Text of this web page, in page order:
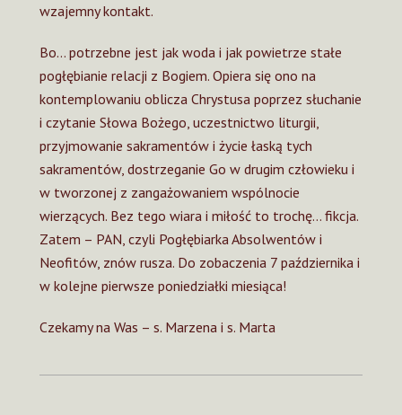
wzajemny kontakt.
Bo… potrzebne jest jak woda i jak powietrze stałe
pogłębianie relacji z Bogiem. Opiera się ono na
kontemplowaniu oblicza Chrystusa poprzez słuchanie
i czytanie Słowa Bożego, uczestnictwo liturgii,
przyjmowanie sakramentów i życie łaską tych
sakramentów, dostrzeganie Go w drugim człowieku i
w tworzonej z zangażowaniem wspólnocie
wierzących. Bez tego wiara i miłość to trochę… fikcja.
Zatem – PAN, czyli Pogłębiarka Absolwentów i
Neofitów, znów rusza. Do zobaczenia 7 października i
w kolejne pierwsze poniedziałki miesiąca!
Czekamy na Was – s. Marzena i s. Marta